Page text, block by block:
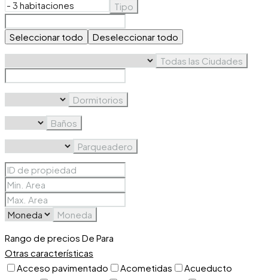
Tipo
Seleccionar todo Deseleccionar todo
Todas las Ciudades
Dormitorios
Baños
Parqueadero
Moneda
Rango de precios De Para
Otras características
Acceso pavimentado
Acometidas
Acueducto